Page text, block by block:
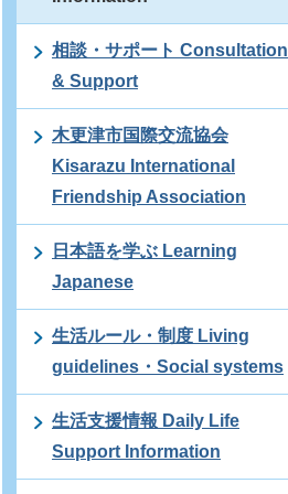
相談・サポート Consultation
& Support
木更津市国際交流協会
Kisarazu International
Friendship Association
日本語を学ぶ Learning
Japanese
生活ルール・制度 Living
guidelines・Social systems
生活支援情報 Daily Life
Support Information